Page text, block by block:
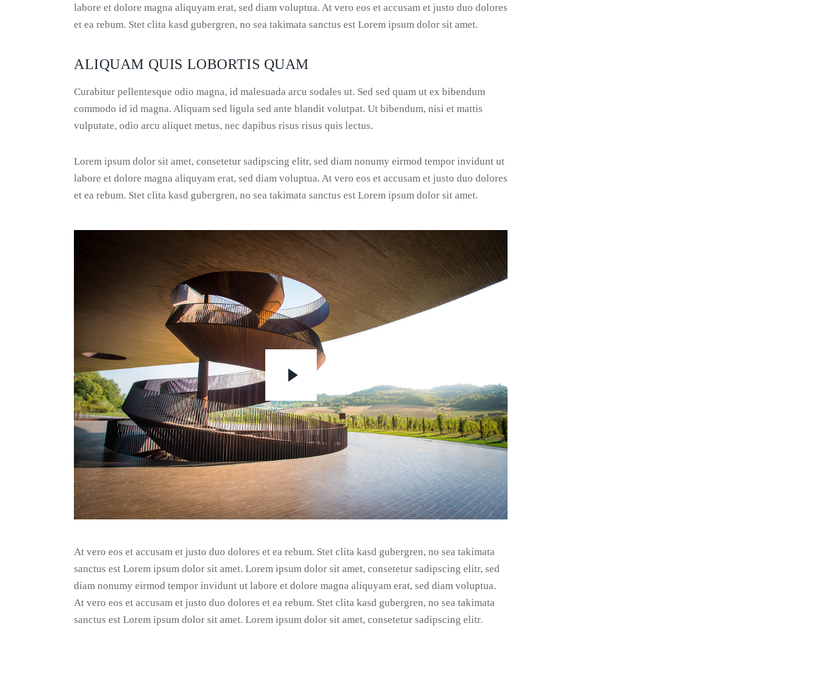
labore et dolore magna aliquyam erat, sed diam voluptua. At vero eos et accusam et justo duo dolores
et ea rebum. Stet clita kasd gubergren, no sea takimata sanctus est Lorem ipsum dolor sit amet.
ALIQUAM QUIS LOBORTIS QUAM
Curabitur pellentesque odio magna, id malesuada arcu sodales ut. Sed sed quam ut ex bibendum
commodo id id magna. Aliquam sed ligula sed ante blandit volutpat. Ut bibendum, nisi et mattis
vulputate, odio arcu aliquet metus, nec dapibus risus risus quis lectus.
Lorem ipsum dolor sit amet, consetetur sadipscing elitr, sed diam nonumy eirmod tempor invidunt ut
labore et dolore magna aliquyam erat, sed diam voluptua. At vero eos et accusam et justo duo dolores
et ea rebum. Stet clita kasd gubergren, no sea takimata sanctus est Lorem ipsum dolor sit amet.
At vero eos et accusam et justo duo dolores et ea rebum. Stet clita kasd gubergren, no sea takimata
sanctus est Lorem ipsum dolor sit amet. Lorem ipsum dolor sit amet, consetetur sadipscing elitr, sed
diam nonumy eirmod tempor invidunt ut labore et dolore magna aliquyam erat, sed diam voluptua.
At vero eos et accusam et justo duo dolores et ea rebum. Stet clita kasd gubergren, no sea takimata
sanctus est Lorem ipsum dolor sit amet. Lorem ipsum dolor sit amet, consetetur sadipscing elitr.